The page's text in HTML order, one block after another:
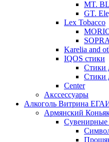
MT.
GT.
Lex Tobacco
Karelia and
IQOS стики
Стики
Стики
Сenter
Акссессуары
Алкоголь Витрина
Армянский
Сувенирные